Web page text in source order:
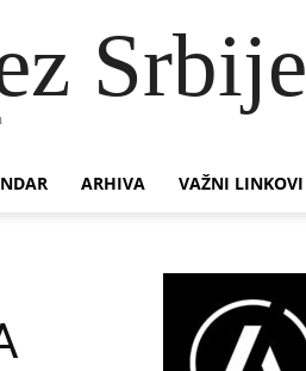
Srbije
ARHIVA VAŽNI LINKOVI